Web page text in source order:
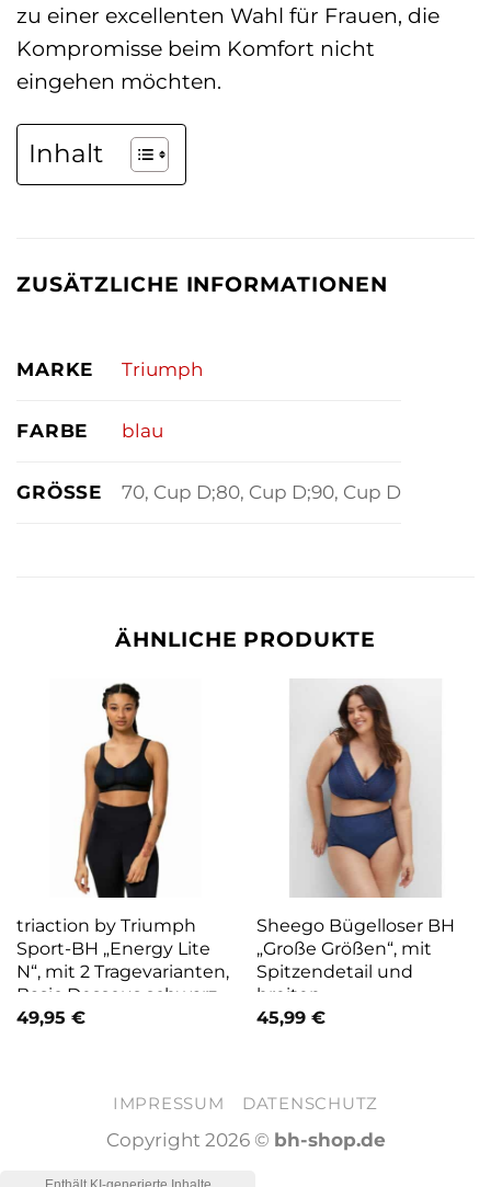
zu einer excellenten Wahl für Frauen, die
Kompromisse beim Komfort nicht
eingehen möchten.
Inhalt
ZUSÄTZLICHE INFORMATIONEN
MARKE Triumph
FARBE blau
GRÖSSE 70, Cup D;80, Cup D;90, Cup D
ÄHNLICHE PRODUKTE
triaction by Triumph
Sport-BH „Energy Lite
N“, mit 2 Tragevarianten,
Basic Dessous schwarz
49,95 €
Sheego Bügelloser BH
„Große Größen“, mit
Spitzendetail und
breiten,
gefüttertenTrägern blau
45,99 €
IMPRESSUM DATENSCHUTZ
Copyright 2026 © bh-shop.de